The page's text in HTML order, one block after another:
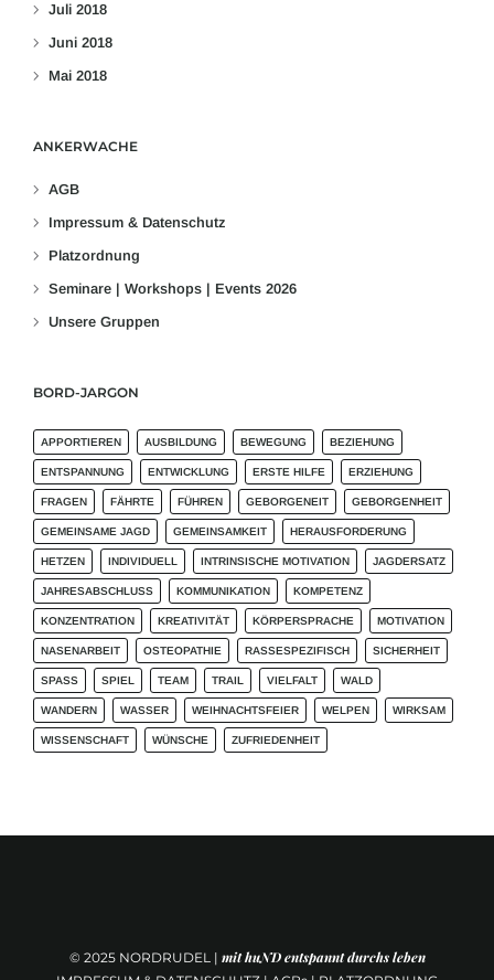
Juli 2018
Juni 2018
Mai 2018
ANKERWACHE
AGB
Impressum & Datenschutz
Platzordnung
Seminare | Workshops | Events 2026
Unsere Gruppen
BORD-JARGON
APPORTIEREN AUSBILDUNG BEWEGUNG BEZIEHUNG
ENTSPANNUNG ENTWICKLUNG ERSTE HILFE ERZIEHUNG
FRAGEN FÄHRTE FÜHREN GEBORGENEIT GEBORGENHEIT
GEMEINSAME JAGD GEMEINSAMKEIT HERAUSFORDERUNG
HETZEN INDIVIDUELL INTRINSISCHE MOTIVATION JAGDERSATZ
JAHRESABSCHLUSS KOMMUNIKATION KOMPETENZ
KONZENTRATION KREATIVITÄT KÖRPERSPRACHE MOTIVATION
NASENARBEIT OSTEOPATHIE RASSESPEZIFISCH SICHERHEIT
SPASS SPIEL TEAM TRAIL VIELFALT WALD
WANDERN WASSER WEIHNACHTSFEIER WELPEN WIRKSAM
WISSENSCHAFT WÜNSCHE ZUFRIEDENHEIT
© 2025 NORDRUDEL | mit huND entspannt durchs leben